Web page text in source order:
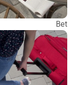
Bet